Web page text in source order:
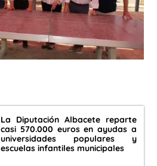
La Diputación Albacete reparte
casi 570.000 euros en ayudas a
universidades populares y
escuelas infantiles municipales